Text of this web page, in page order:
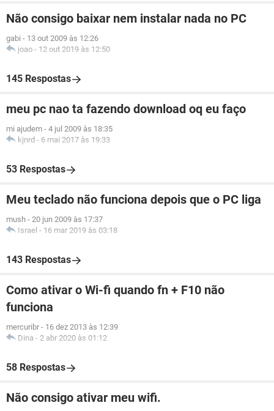
Não consigo baixar nem instalar nada no PC
gabi - 13 out 2009 às 12:26
joao - 12 out 2019 às 12:50
145 Respostas
meu pc nao ta fazendo download oq eu faço
mi ajudem - 4 jul 2009 às 18:35
kjnrd - 6 mai 2017 às 19:33
53 Respostas
Meu teclado não funciona depois que o PC liga
mush - 20 jun 2009 às 17:37
Israel - 16 mar 2019 às 03:18
143 Respostas
Como ativar o Wi-fi quando fn + F10 não
funciona
mercuribr - 16 dez 2013 às 12:39
Dina - 2 abr 2020 às 01:12
58 Respostas
Não consigo ativar meu wifi.